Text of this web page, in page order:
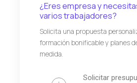
¿Eres empresa y
varios trabajadores?
Solicita una propuesta
formación bonificable y planes
medida.
Solicitar